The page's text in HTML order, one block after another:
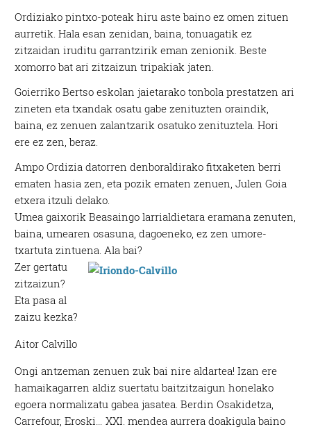
Ordiziako pintxo-poteak hiru aste baino ez omen zituen
aurretik. Hala esan zenidan, baina, tonuagatik ez
zitzaidan iruditu garrantzirik eman zenionik. Beste
xomorro bat ari zitzaizun tripakiak jaten.
Goierriko Bertso eskolan jaietarako tonbola prestatzen ari
zineten eta txandak osatu gabe zenituzten oraindik,
baina, ez zenuen zalantzarik osatuko zenituztela. Hori
ere ez zen, beraz.
Ampo Ordizia datorren denboraldirako fitxaketen berri
ematen hasia zen, eta pozik ematen zenuen, Julen Goia
etxera itzuli delako.
Umea gaixorik Beasaingo larrialdietara eramana zenuten,
baina, umearen osasuna, dagoeneko, ez zen umore-
txartuta zintuena. Ala bai?
Zer gertatu
zitzaizun?
Eta pasa al
zaizu kezka?
Aitor Calvillo
Ongi antzeman zenuen zuk bai nire aldartea! Izan ere
hamaikagarren aldiz suertatu baitzitzaigun honelako
egoera normalizatu gabea jasatea. Berdin Osakidetza,
Carrefour, Eroski… XXI. mendea aurrera doakigula baino